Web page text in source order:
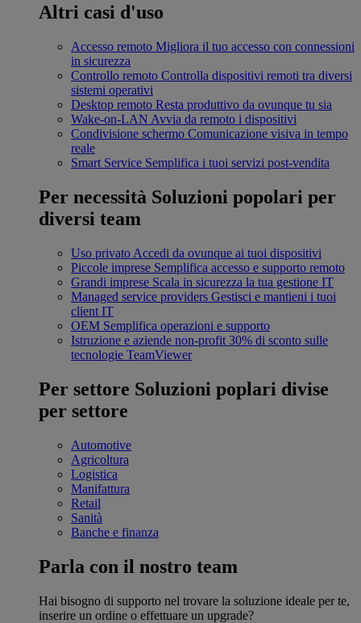
Altri casi d'uso
Accesso remoto Migliora il tuo accesso con connessioni
in sicurezza
Controllo remoto Controlla dispositivi remoti tra diversi
sistemi operativi
Desktop remoto Resta produttivo da ovunque tu sia
Wake-on-LAN Avvia da remoto i dispositivi
Condivisione schermo Comunicazione visiva in tempo
reale
Smart Service Semplifica i tuoi servizi post-vendita
Per necessità Soluzioni popolari per
diversi team
Uso privato Accedi da ovunque ai tuoi dispositivi
Piccole imprese Semplifica accesso e supporto remoto
Grandi imprese Scala in sicurezza la tua gestione IT
Managed service providers Gestisci e mantieni i tuoi
client IT
OEM Semplifica operazioni e supporto
Istruzione e aziende non-profit 30% di sconto sulle
tecnologie TeamViewer
Per settore Soluzioni poplari divise
per settore
Automotive
Agricoltura
Logistica
Manifattura
Retail
Sanità
Banche e finanza
Parla con il nostro team
Hai bisogno di supporto nel trovare la soluzione ideale per te,
inserire un ordine o effettuare un upgrade?